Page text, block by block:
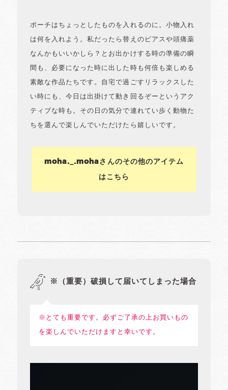
ポーチはちょっとしたものを入れるのに。小物入れ
は何を入れよう。私だったら替えのピアスや頭痛薬
なんかもいいかしら？とお出かけする時の準備の瞬
間も、必要になった時に出した時も何倍も楽しめる
素敵な作品たちです。自宅で過ごすリラックスした
い時にも、今日は出掛けて動き回るぞーというアク
ティブな時も。その日の気分で連れてい歩く動物た
ちを選んで楽しんでいただけたら嬉しいです。
moha._.mohaさんのその他のアイテム
はこちら
※（重要）破損して届いてしまった場合
※とても重要です。必ずご了承の上お買いもの
を楽しんでいただけますと幸いです。